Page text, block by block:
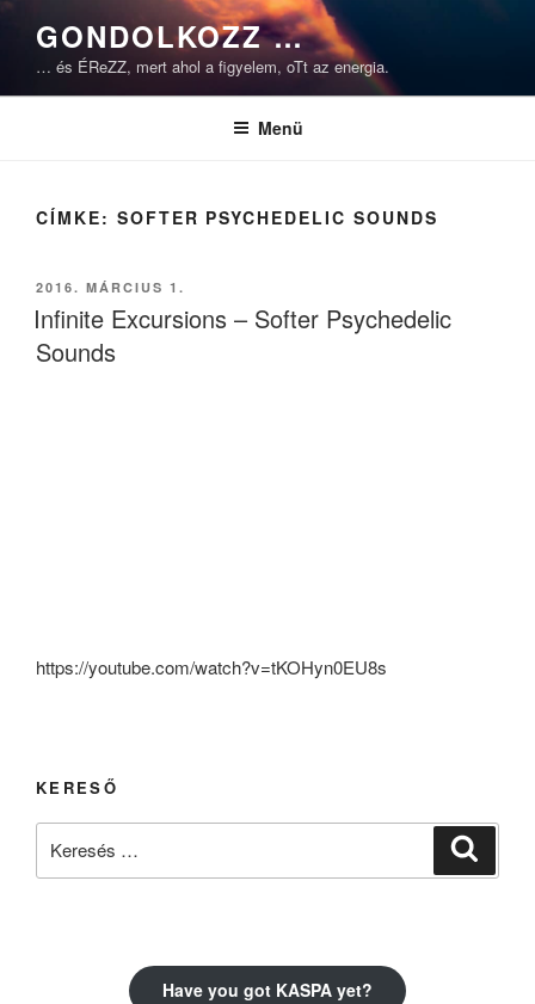
Tartalomhoz
GONDOLKOZZ …
… és ÉReZZ, mert ahol a figyelem, oTt az energia.
Menü
CÍMKE: SOFTER PSYCHEDELIC SOUNDS
BEKÜLDVE:
2016. MÁRCIUS 1.
Infinite Excursions – Softer Psychedelic
Sounds
https://youtube.com/watch?v=tKOHyn0EU8s
KERESŐ
Have you got KASPA yet?